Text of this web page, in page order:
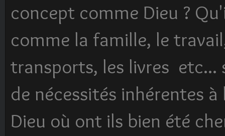
concept comme Dieu ?
comme la famille, le
transports, les livres
de nécessités inhérentes
Dieu où ont ils bien été